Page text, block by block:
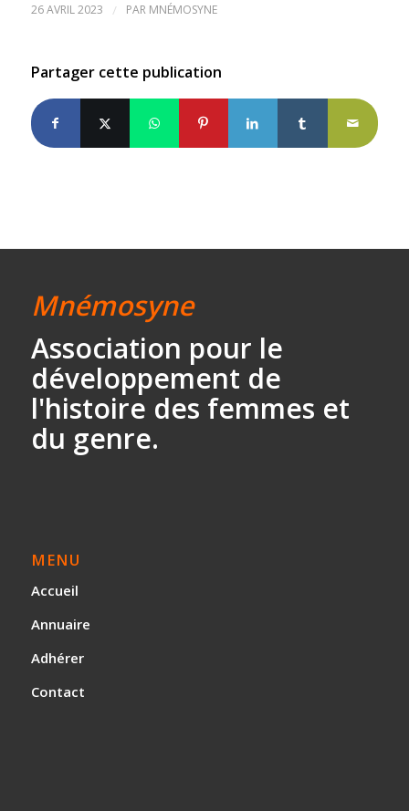
26 AVRIL 2023 / PAR MNÉMOSYNE
Partager cette publication
Mnémosyne
Association pour le
développement de
l'histoire des femmes et
du genre.
MENU
Accueil
Annuaire
Adhérer
Contact